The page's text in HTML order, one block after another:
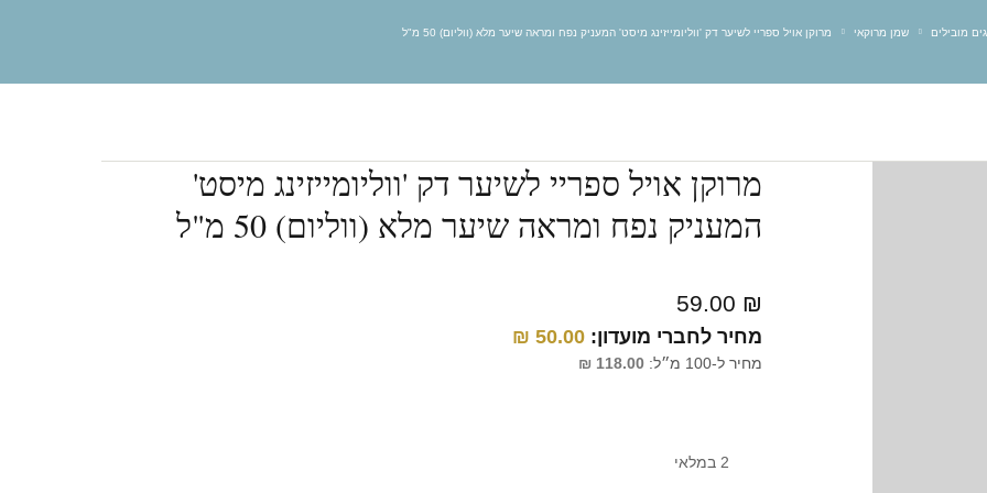
מובילים שמן מרוקאי מרוקן אויל ספריי לשיער דק 'ווליומייזינג מיסט' המעניק נפח ומראה שיער מלא (ווליום) 50 מ"ל
מרוקן אויל ספריי לשיער דק 'ווליומייזינג מיסט'
המעניק נפח ומראה שיער מלא (ווליום) 50 מ"ל
59.00 ₪
מחיר לחברי מועדון: 50.00
₪
מחיר ל-100 מ״ל: 118.00
₪
2 במלאי